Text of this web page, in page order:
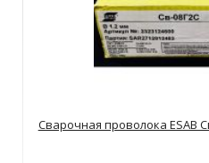
Сварочная проволока ESAB